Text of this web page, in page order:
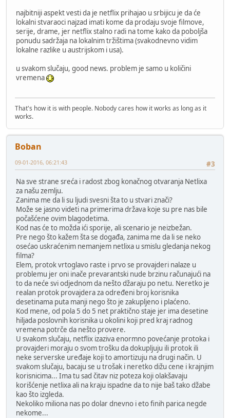
najbitniji aspekt vesti da je netflix prihajao u srbijicu je da će
lokalni stvaraoci najzad imati kome da prodaju svoje filmove,
serije, drame, jer netflix stalno radi na tome kako da poboljša
ponudu sadržaja na lokalnim tržištima (svakodnevno vidim
lokalne razlike u austrijskom i usa).
u svakom slučaju, good news. problem je samo u količini
vremena
That's how it is with people. Nobody cares how it works as long as it
works.
Boban
#3
09-01-2016, 06:21:43
Na sve strane sreća i radost zbog konačnog otvaranja Netlixa
za našu zemlju.
Zanima me da li su ljudi svesni šta to u stvari znači?
Može se jasno videti na primerima država koje su pre nas bile
počašćene ovim blagodetima.
Kod nas će to možda ići sporije, ali scenario je neizbežan.
Pre nego što kažem šta se događa, zanima me da li se neko
osećao uskraćenim nemanjem netlixa u smislu gledanja nekog
filma?
Elem, protok vrtoglavo raste i prvo se provajderi nalaze u
problemu jer oni inače prevarantski nude brzinu računajući na
to da neće svi odjednom da nešto džaraju po netu. Neretko je
realan protok provajdera za određeni broj korisnika
desetinama puta manji nego što je zakupljeno i plaćeno.
Kod mene, od pola 5 do 5 net praktično staje jer ima desetine
hiljada poslovnih korisnika u okolini koji pred kraj radnog
vremena potrče da nešto provere.
U svakom slučaju, netflix izaziva enormno povećanje protoka i
provajderi moraju o svom trošku da dokupljuju ili protok ili
neke serverske uređaje koji to amortizuju na drugi način. U
svakom slučaju, bacaju se u trošak i neretko dižu cene i krajnjim
korisnicima... Ima tu sad čitav niz poteza koji olakšavaju
korišćenje netlixa ali na kraju ispadne da to nije baš tako džabe
kao što izgleda.
Nekoliko miliona nas po dolar dnevno i eto finih parica negde
nekome...